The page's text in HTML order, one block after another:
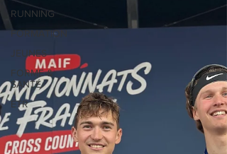
RUNNING
FORMATION
JEUNES
FORME &
SANTÉ
ETR